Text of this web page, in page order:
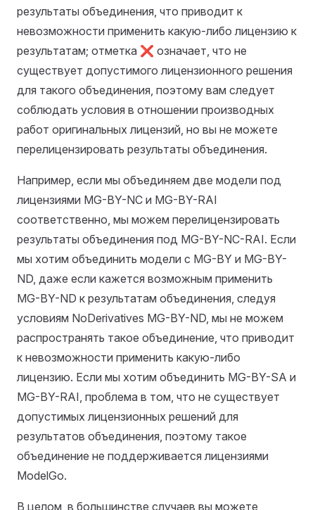
результаты объединения, что приводит к
невозможности применить какую-либо лицензию к
результатам; отметка ❌ означает, что не
существует допустимого лицензионного решения
для такого объединения, поэтому вам следует
соблюдать условия в отношении производных
работ оригинальных лицензий, но вы не можете
перелицензировать результаты объединения.
Например, если мы объединяем две модели под
лицензиями MG-BY-NC и MG-BY-RAI
соответственно, мы можем перелицензировать
результаты объединения под MG-BY-NC-RAI. Если
мы хотим объединить модели с MG-BY и MG-BY-
ND, даже если кажется возможным применить
MG-BY-ND к результатам объединения, следуя
условиям NoDerivatives MG-BY-ND, мы не можем
распространять такое объединение, что приводит
к невозможности применить какую-либо
лицензию. Если мы хотим объединить MG-BY-SA и
MG-BY-RAI, проблема в том, что не существует
допустимых лицензионных решений для
результатов объединения, поэтому такое
объединение не поддерживается лицензиями
ModelGo.
В целом, в большинстве случаев вы можете